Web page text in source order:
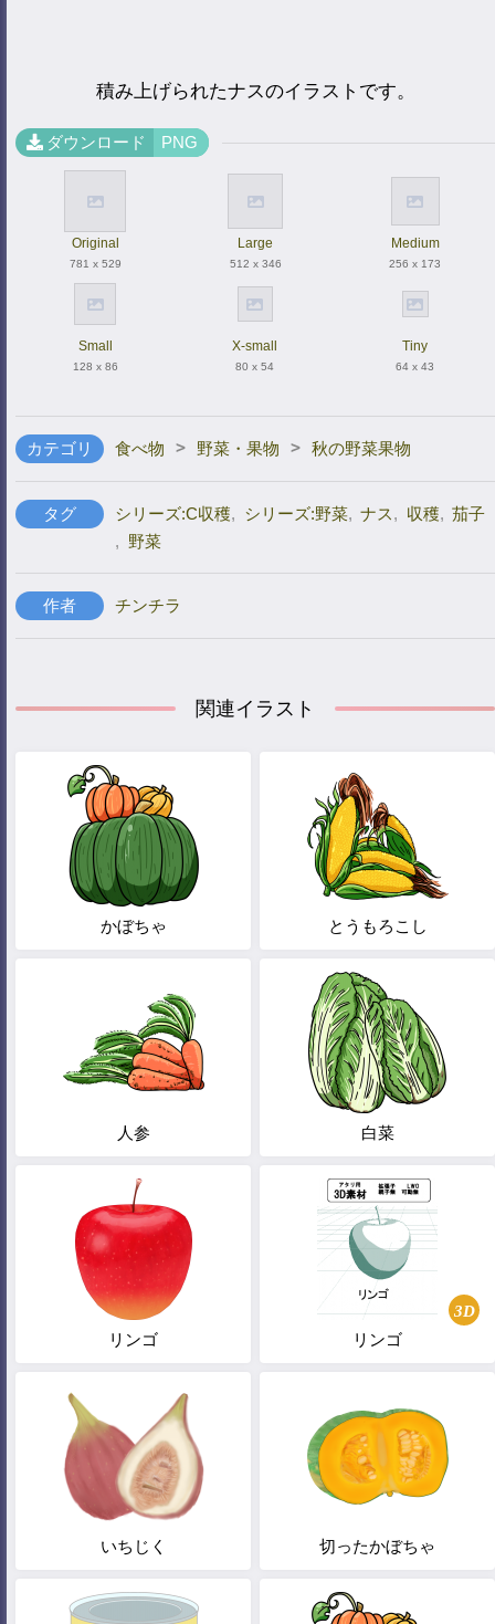
積み上げられたナスのイラストです。
ダウンロード PNG
Original
781 x 529
Large
512 x 346
Medium
256 x 173
Small
128 x 86
X-small
80 x 54
Tiny
64 x 43
カテゴリ 食べ物 > 野菜・果物 > 秋の野菜果物
タグ シリーズ:C収穫, シリーズ:野菜, ナス, 収穫, 茄子
, 野菜
作者 チンチラ
関連イラスト
かぼちゃ とうもろこし
人参 白菜
リンゴ
3D
リンゴ
いちじく 切ったかぼちゃ